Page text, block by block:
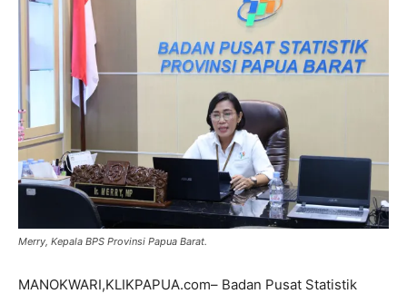
Merry, Kepala BPS Provinsi Papua Barat.
MANOKWARI,KLIKPAPUA.com– Badan Pusat Statistik